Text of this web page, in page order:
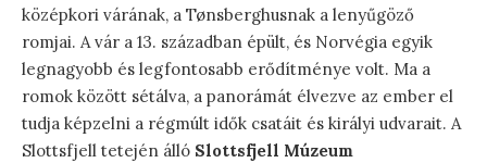
középkori várának, a Tønsberghusnak a lenyűgöző
romjai. A vár a 13. században épült, és Norvégia egyik
legnagyobb és legfontosabb erődítménye volt. Ma a
romok között sétálva, a panorámát élvezve az ember el
tudja képzelni a régmúlt idők csatáit és királyi udvarait. A
Slottsfjell tetején álló Slottsfjell Múzeum